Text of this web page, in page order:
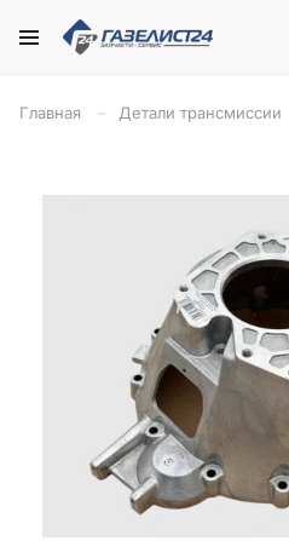
Главная Детали трансмиссии